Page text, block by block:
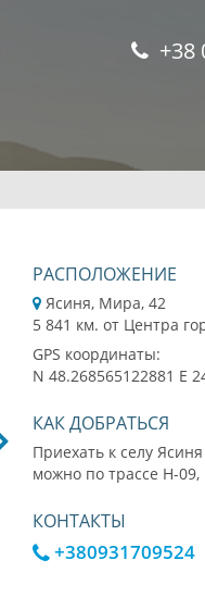
+38
РАСПОЛОЖЕНИЕ
Ясиня, Мира, 42
5 841 км. от Центра
GPS координаты:
N 48.268565122881 E
КАК ДОБРАТЬСЯ
Приехать к селу
можно по трассе Н-09,
КОНТАКТЫ
+380931709524